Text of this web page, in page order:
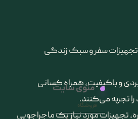
تجهیزات سفر و سبک زندگی
و باکیفیت، همراه کسانی
تجربه می‌کنند.
تجهیزات مورد نیاز یک ماجراجویی
منوی سایت
فروشگاه